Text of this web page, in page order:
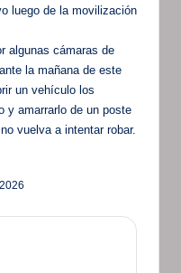
luego de la movilización
algunas cámaras de
la mañana de este
un vehículo los
y amarrarlo de un poste
vuelva a intentar robar.